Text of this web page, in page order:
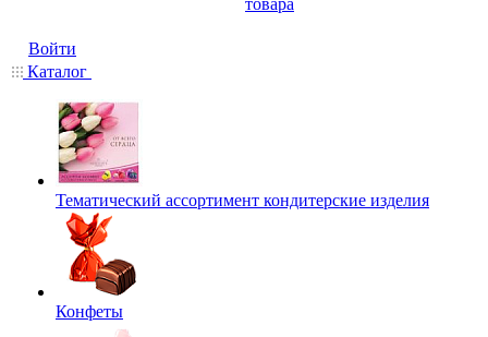
товара
Войти
Каталог
Тематический ассортимент кондитерские изделия
Конфеты